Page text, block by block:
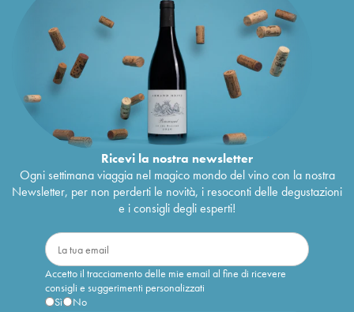
Ricevi la nostra newsletter
Ogni settimana viaggia nel magico mondo del vino con la nostra
Newsletter, per non perderti le novità, i resoconti delle degustazioni
e i consigli degli esperti!
Accetto il tracciamento delle mie email al fine di ricevere
consigli e suggerimenti personalizzati
Sì
No